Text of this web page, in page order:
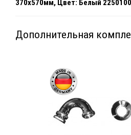
370x570мм, Цвет: Белый
Дополнительная